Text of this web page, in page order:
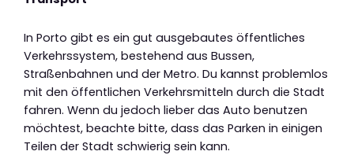
In Porto gibt es ein gut ausgebautes öffentliches
Verkehrssystem, bestehend aus Bussen,
Straßenbahnen und der Metro. Du kannst problemlos
mit den öffentlichen Verkehrsmitteln durch die Stadt
fahren. Wenn du jedoch lieber das Auto benutzen
möchtest, beachte bitte, dass das Parken in einigen
Teilen der Stadt schwierig sein kann.